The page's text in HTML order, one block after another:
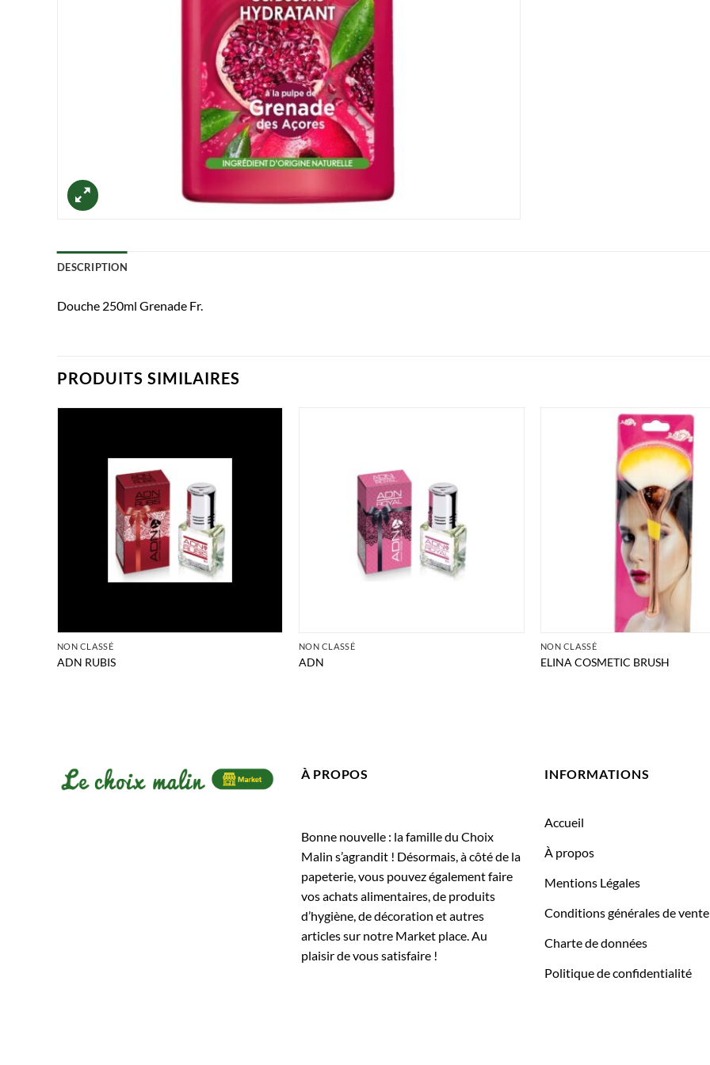
DESCRIPTION
Douche 250ml Grenade Fr.
PRODUITS SIMILAIRES
NON CLASSÉ
ADN RUBIS
NON CLASSÉ
ADN
NON CLASSÉ
ELINA COSMETIC BRUSH
À PROPOS
Bonne nouvelle : la famille du Choix
Malin s’agrandit ! Désormais, à côté de la
papeterie, vous pouvez également faire
vos achats alimentaires, de produits
d’hygiène, de décoration et autres
articles sur notre Market place. Au
plaisir de vous satisfaire !
INFORMATIONS
Accueil
À propos
Mentions Légales
Conditions générales de vente
Charte de données
Politique de confidentialité